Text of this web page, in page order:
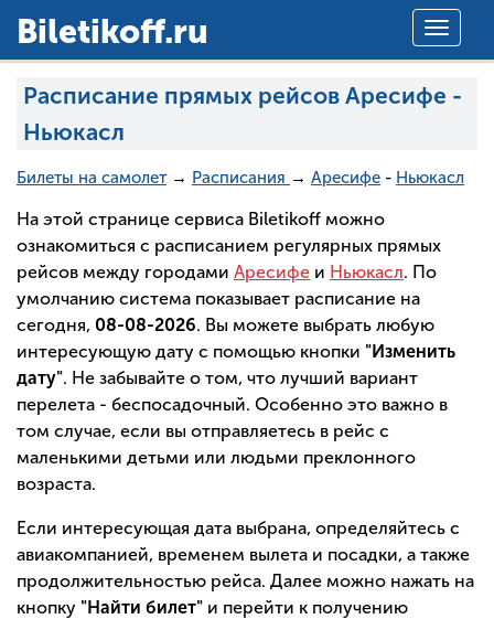
Toggle
Вiletikoff.ru
Расписание прямых рейсов Аресифе -
Ньюкасл
Билеты на самолет → Расписания → Аресифе - Ньюкасл
На этой странице сервиса Biletikoff можно
ознакомиться с расписанием регулярных прямых
рейсов между городами Аресифе и Ньюкасл. По
умолчанию система показывает расписание на
сегодня, 08-08-2026. Вы можете выбрать любую
интересующую дату с помощью кнопки "Изменить
дату". Не забывайте о том, что лучший вариант
перелета - беспосадочный. Особенно это важно в
том случае, если вы отправляетесь в рейс с
маленькими детьми или людьми преклонного
возраста.
Если интересующая дата выбрана, определяйтесь с
авиакомпанией, временем вылета и посадки, а также
продолжительностью рейса. Далее можно нажать на
кнопку "Найти билет" и перейти к получению